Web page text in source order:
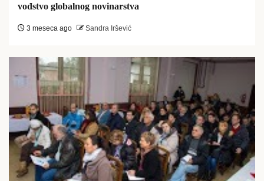
vođstvo globalnog novinarstva
3 meseca ago Sandra Iršević